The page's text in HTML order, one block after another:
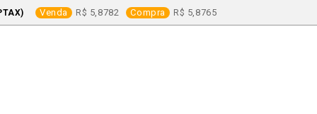
Venda 5,8782 Compra 5,8765